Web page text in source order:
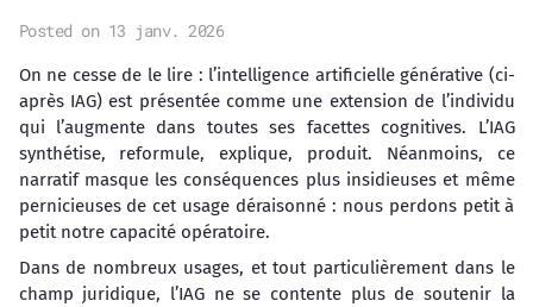
Posted on 13 janv. 2026
On ne cesse de le lire : l’intelligence artificielle générative (ci-
après IAG) est présentée comme une extension de l’individu
qui l’augmente dans toutes ses facettes cognitives. L’IAG
synthétise, reformule, explique, produit. Néanmoins, ce
narratif masque les conséquences plus insidieuses et même
pernicieuses de cet usage déraisonné : nous perdons petit à
petit notre capacité opératoire.
Dans de nombreux usages, et tout particulièrement dans le
champ juridique, l’IAG ne se contente plus de soutenir la